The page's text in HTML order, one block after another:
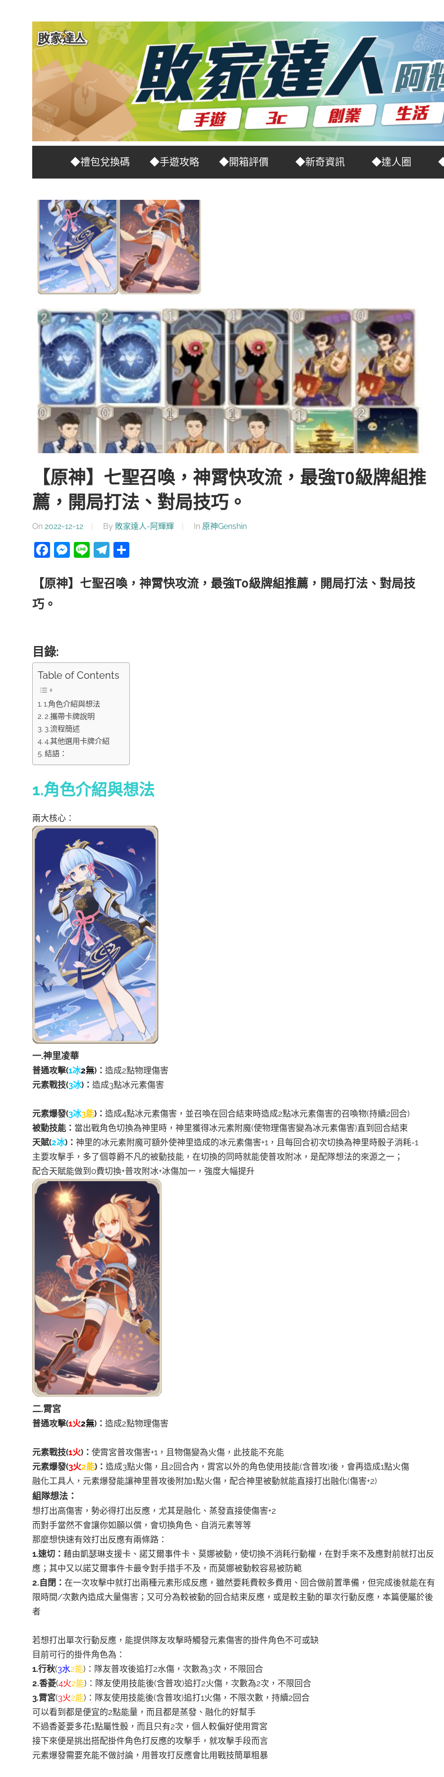
家
達
人
推
薦
No.1
科
自
媒
體。
◆禮包兌換碼 ◆手遊攻略 ◆開箱評價 ◆新奇資訊 ◆達人圈
【原神】七聖召喚，神霄快攻流，最強T0級牌組推
薦，開局打法、對局技巧。
On 2022-12-12 By 敗家達人-阿輝輝 In 原神Genshin
Facebook
Messenger
LineTelegram
分
【原神】七聖召喚，神霄快攻流，最強T0級牌組推薦，開局打法、對局技
巧。
目錄:
Table of Contents
1.角色介紹與想法
2.攜帶卡牌說明
3.流程簡述
4.其他選用卡牌介紹
結語：
1.角色介紹與想法
兩大核心：
一.神里凌華
普通攻擊(1冰2無)： 造成2點物理傷害
元素戰技(3冰)： 造成3點冰元素傷害
元素爆發(3冰3能)： 造成4點冰元素傷害，並召喚在回合結束時造成2點冰元素傷害的召喚物(持續2回合)
被動技能： 當出戰角色切換為神里時，神里獲得冰元素附魔(使物理傷害變為冰元素傷害)直到回合結束
天賦(2冰)： 神里的冰元素附魔可額外使神里造成的冰元素傷害+1，且每回合初次切換為神里時骰子消耗-1
主要攻擊手，多了個尊爵不凡的被動技能，在切換的同時就能使普攻附冰，是配隊想法的來源之一；
配合天賦能做到0費切換+普攻附冰+冰傷加一，強度大幅提升
二.霄宮
普通攻擊(1火2無)： 造成2點物理傷害
元素戰技(1火)： 使霄宮普攻傷害+1，且物傷變為火傷，此技能不充能
元素爆發(3火2能)： 造成3點火傷，且2回合內，霄宮以外的角色使用技能(含普攻)後，會再造成1點火傷
融化工具人，元素爆發能讓神里普攻後附加1點火傷，配合神里被動就能直接打出融化(傷害+2)
組隊想法：
想打出高傷害，勢必得打出反應，尤其是融化、蒸發直接使傷害+2
而對手當然不會讓你如願以償，會切換角色、自消元素等等
那麼想快速有效打出反應有兩條路：
1.速切： 藉由凱瑟琳支援卡、諾艾爾事件卡、莫娜被動，使切換不消耗行動權，在對手來不及應對前就打出反
應；其中又以諾艾爾事件卡最令對手措手不及，而莫娜被動較容易被防範
2.自閉： 在一次攻擊中就打出兩種元素形成反應，雖然要耗費較多費用、回合做前置準備，但完成後就能在有
限時間/次數內造成大量傷害；又可分為較被動的回合結束反應，或是較主動的單次行動反應，本篇便屬於後
者
若想打出單次行動反應，能提供隊友攻擊時觸發元素傷害的掛件角色不可或缺
目前可行的掛件角色為：
1.行秋(3水2能)：隊友普攻後追打2水傷，次數為3次，不限回合
2.香菱(4火2能)：隊友使用技能後(含普攻)追打2火傷，次數為2次，不限回合
3.霄宮(3火2能)：隊友使用技能後(含普攻)追打1火傷，不限次數，持續2回合
可以看到都是便宜的2點能量，而且都是蒸發、融化的好幫手
不過香菱要多花1點屬性骰，而且只有2次，個人較偏好使用霄宮
接下來便是挑出搭配掛件角色打反應的攻擊手，就攻擊手段而言
元素爆發需要充能不做討論，用普攻打反應會比用戰技簡單粗暴